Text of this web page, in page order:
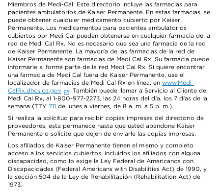
Miembros de Medi-Cal: Este directorio incluye las farmacias para
pacientes ambulatorios de Kaiser Permanente. En estas farmacias, se
puede obtener cualquier medicamento cubierto por Kaiser
Permanente. Los medicamentos para pacientes ambulatorios
cubiertos por Medi Cal pueden obtenerse en cualquier farmacia de la
red de Medi Cal Rx. No es necesario que sea una farmacia de la red
de Kaiser Permanente. La mayoría de las farmacias de la red de
Kaiser Permanente son farmacias de Medi Cal Rx. Su farmacia puede
informarle si forma parte de la red Medi Cal Rx. Si quiere encontrar
una farmacia de Medi Cal fuera de Kaiser Permanente, use el
localizador de farmacias de Medi Cal Rx en línea, en www.Medi-
CalRx.dhcs.ca.gov
. También puede llamar a Servicio al Cliente de
Medi Cal Rx, al 1-800-977-2273, las 24 horas del día, los 7 días de la
semana (TTY 711 de lunes a viernes, de 8 a. m. a 5 p. m.).
Si realiza la solicitud para recibir copias impresas del directorio de
proveedores, esta permanece hasta que usted abandone Kaiser
Permanente o solicite que dejen de enviarle las copias impresas.
Los afiliados de Kaiser Permanente tienen el mismo y completo
acceso a los servicios cubiertos, incluidos los afiliados con alguna
discapacidad, como lo exige la Ley Federal de Americanos con
Discapacidades (Federal Americans with Disabilities Act) de 1990, y
la sección 504 de la Ley de Rehabilitación (Rehabilitation Act) de
1973.